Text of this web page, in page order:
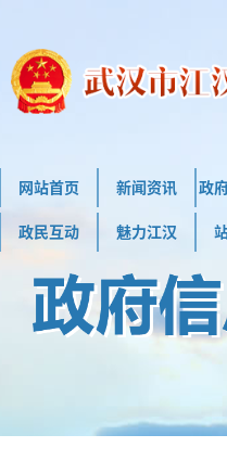
网站首页 新闻资讯 政
政民互动 魅力江汉